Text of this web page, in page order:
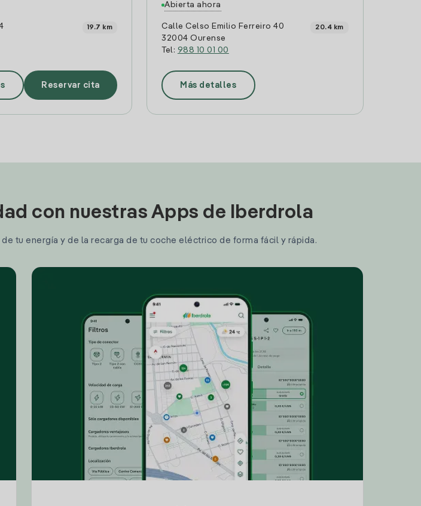
19.7 km
Reservar cita
Abierta ahora
Calle Celso Emilio Ferreiro 40
32004 Ourense
Tel: 988 10 01 00
20.4 km
Más detalles
con nuestras Apps de Iberdrola
tu energía y de la recarga de tu coche eléctrico de forma fácil y rápida.